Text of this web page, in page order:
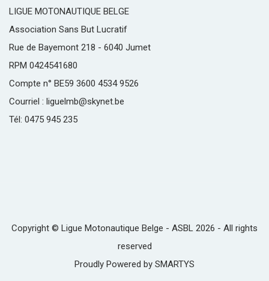
LIGUE MOTONAUTIQUE BELGE
Association Sans But Lucratif
Rue de Bayemont 218 - 6040 Jumet
RPM 0424541680
Compte n° BE59 3600 4534 9526
Courriel : liguelmb@skynet.be
Tél: 0475 945 235
Copyright © Ligue Motonautique Belge - ASBL 2026 - All rights
reserved
Proudly Powered by SMARTYS